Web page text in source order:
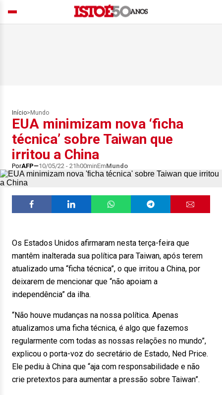
Início> Mundo
EUA minimizam nova ‘ficha
técnica’ sobre Taiwan que
irritou a China
PorAFP 10/05/22 - 21h00minEmMundo
Os Estados Unidos afirmaram nesta terça-feira que
mantêm inalterada sua política para Taiwan, após terem
atualizado uma “ficha técnica”, o que irritou a China, por
deixarem de mencionar que “não apoiam a
independência” da ilha.
“Não houve mudanças na nossa política. Apenas
atualizamos uma ficha técnica, é algo que fazemos
regularmente com todas as nossas relações no mundo”,
explicou o porta-voz do secretário de Estado, Ned Price.
Ele pediu à China que “aja com responsabilidade e não
crie pretextos para aumentar a pressão sobre Taiwan”.